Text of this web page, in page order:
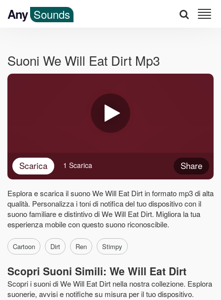
Any Sounds
Suoni We Will Eat Dirt Mp3
Scarica Share
1 Scarica
Esplora e scarica il suono We Will Eat Dirt in formato mp3 di alta
qualità. Personalizza i toni di notifica del tuo dispositivo con il
suono familiare e distintivo di We Will Eat Dirt. Migliora la tua
esperienza mobile con questo suono riconoscibile.
Cartoon Dirt Ren Stimpy
Scopri Suoni Simili: We Will Eat Dirt
Scopri i suoni di We Will Eat Dirt nella nostra collezione. Esplora
suonerie, avvisi e notifiche su misura per il tuo dispositivo.